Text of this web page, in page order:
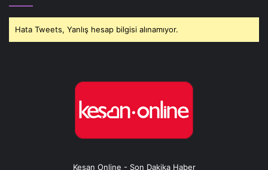
Hata Tweets, Yanlış hesap bilgisi alınamıyor.
Keşan Online - Son Dakika Haber